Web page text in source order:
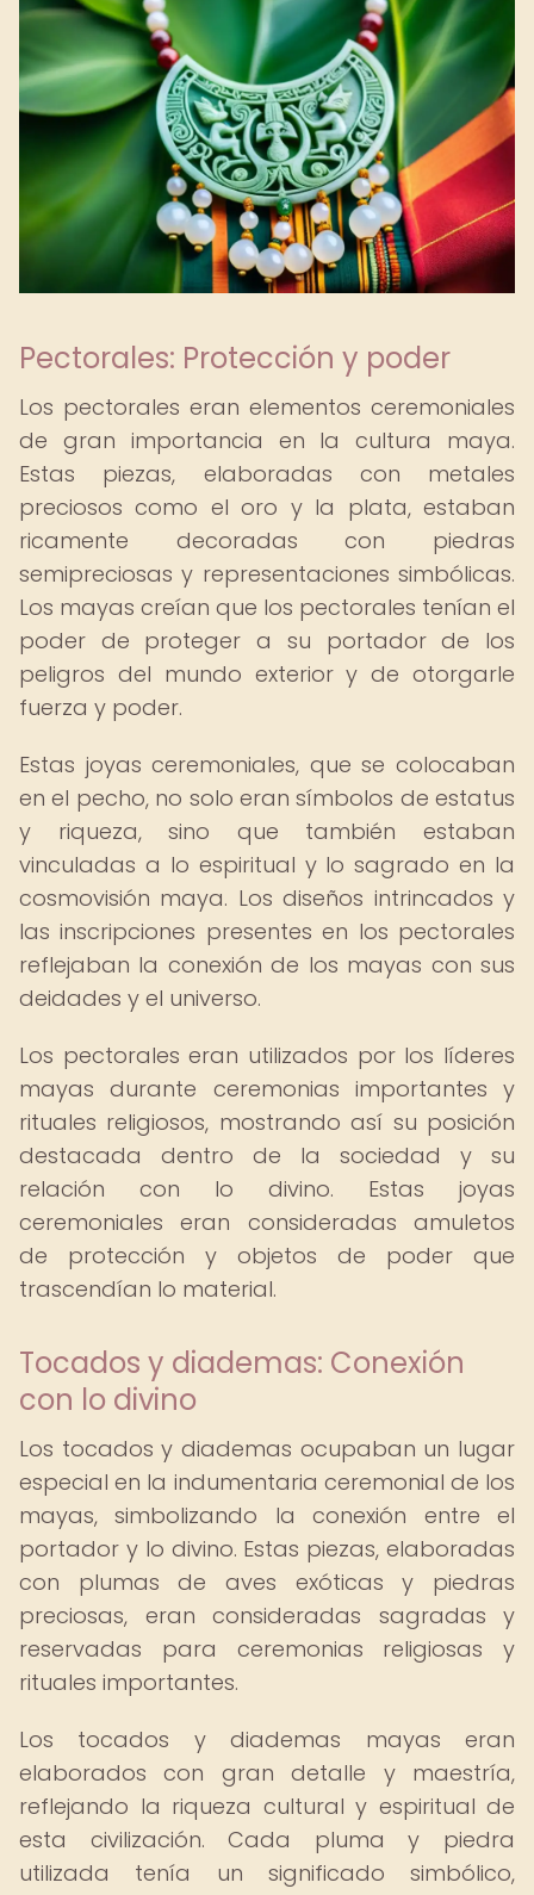
Pectorales: Protección y poder
Los pectorales eran elementos ceremoniales
de gran importancia en la cultura maya.
Estas piezas, elaboradas con metales
preciosos como el oro y la plata, estaban
ricamente decoradas con piedras
semipreciosas y representaciones simbólicas.
Los mayas creían que los pectorales tenían el
poder de proteger a su portador de los
peligros del mundo exterior y de otorgarle
fuerza y poder.
Estas joyas ceremoniales, que se colocaban
en el pecho, no solo eran símbolos de estatus
y riqueza, sino que también estaban
vinculadas a lo espiritual y lo sagrado en la
cosmovisión maya. Los diseños intrincados y
las inscripciones presentes en los pectorales
reflejaban la conexión de los mayas con sus
deidades y el universo.
Los pectorales eran utilizados por los líderes
mayas durante ceremonias importantes y
rituales religiosos, mostrando así su posición
destacada dentro de la sociedad y su
relación con lo divino. Estas joyas
ceremoniales eran consideradas amuletos
de protección y objetos de poder que
trascendían lo material.
Tocados y diademas: Conexión
con lo divino
Los tocados y diademas ocupaban un lugar
especial en la indumentaria ceremonial de los
mayas, simbolizando la conexión entre el
portador y lo divino. Estas piezas, elaboradas
con plumas de aves exóticas y piedras
preciosas, eran consideradas sagradas y
reservadas para ceremonias religiosas y
rituales importantes.
Los tocados y diademas mayas eran
elaborados con gran detalle y maestría,
reflejando la riqueza cultural y espiritual de
esta civilización. Cada pluma y piedra
utilizada tenía un significado simbólico,